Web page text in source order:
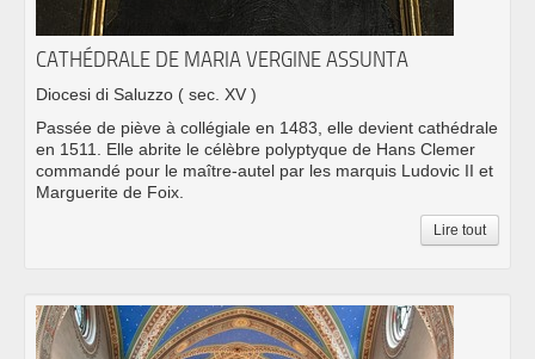
CATHÉDRALE DE MARIA VERGINE ASSUNTA
Diocesi di Saluzzo ( sec. XV )
Passée de piève à collégiale en 1483, elle devient cathédrale
en 1511. Elle abrite le célèbre polyptyque de Hans Clemer
commandé pour le maître-autel par les marquis Ludovic II et
Marguerite de Foix.
Lire tout